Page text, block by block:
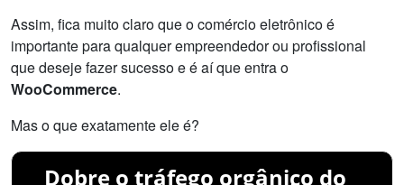
Assim, fica muito claro que o comércio eletrônico é
importante para qualquer empreendedor ou profissional
que deseje fazer sucesso e é aí que entra o
WooCommerce.
Mas o que exatamente ele é?
Dobre o tráfego orgânico do